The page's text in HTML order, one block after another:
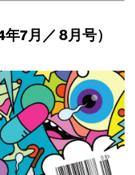
7月／ 8月号）